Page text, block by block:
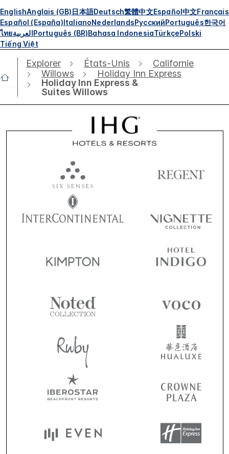
EnglishAnglais (GB)日本語Deutsch繁體中文Español中文Français
Español (España)ItalianoNederlandsРусскийPortuguês한국어
ไทยالعربيةPortuguês (BR)Bahasa IndonesiaTürkçePolski
Tiếng Việt
Explorer États-Unis
Californie
Willows
Holiday Inn Express
Holiday Inn Express &
Suites Willows